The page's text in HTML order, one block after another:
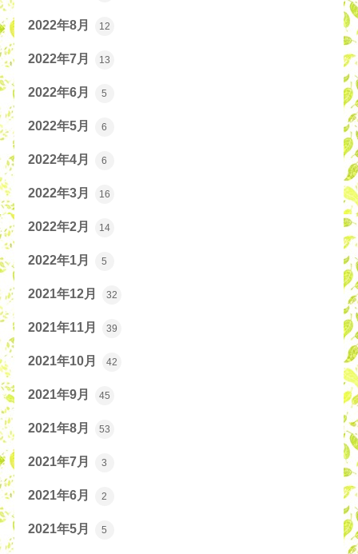
2022年8月 12
2022年7月 13
2022年6月 5
2022年5月 6
2022年4月 6
2022年3月 16
2022年2月 14
2022年1月 5
2021年12月 32
2021年11月 39
2021年10月 42
2021年9月 45
2021年8月 53
2021年7月 3
2021年6月 2
2021年5月 5